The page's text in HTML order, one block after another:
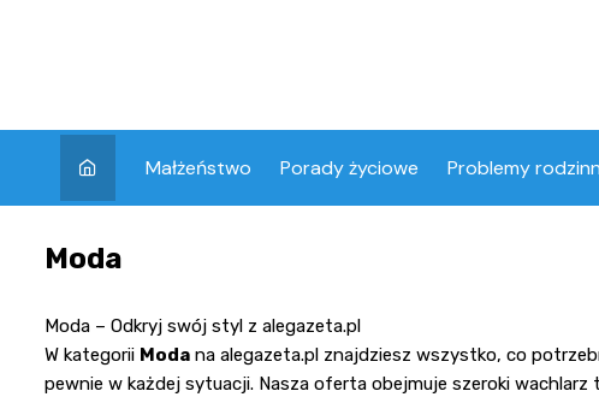
Małżeństwo Porady życiowe Problemy
Moda
Moda – Odkryj swój styl z alegazeta.pl
W kategorii Moda na alegazeta.pl znajdziesz wszystko, co
pewnie w każdej sytuacji. Nasza oferta obejmuje szeroki